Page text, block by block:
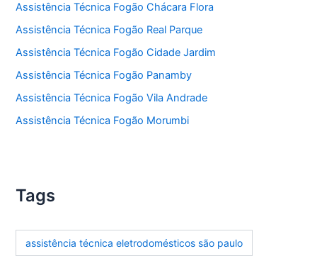
Assistência Técnica Fogão Chácara Flora
Assistência Técnica Fogão Real Parque
Assistência Técnica Fogão Cidade Jardim
Assistência Técnica Fogão Panamby
Assistência Técnica Fogão Vila Andrade
Assistência Técnica Fogão Morumbi
Tags
assistência técnica eletrodomésticos são paulo